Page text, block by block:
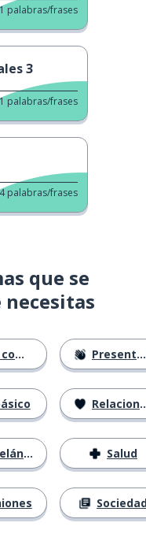
1 palabras/frases
3
palabras/frases
4 palabras/frases
que se
Presentándose
Relaciones
Salud